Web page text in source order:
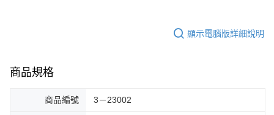
台灣宅配通
顯示電腦版詳細說明
商品規格
商品編號 3－23002